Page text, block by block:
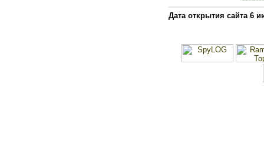
Дата открытия сайта 6